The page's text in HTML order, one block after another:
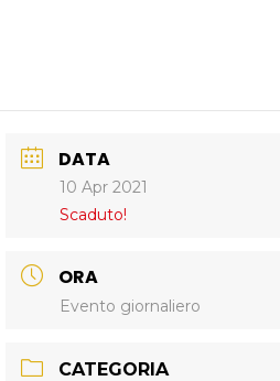
DATA
10 Apr 2021
Scaduto!
ORA
Evento giornaliero
CATEGORIA